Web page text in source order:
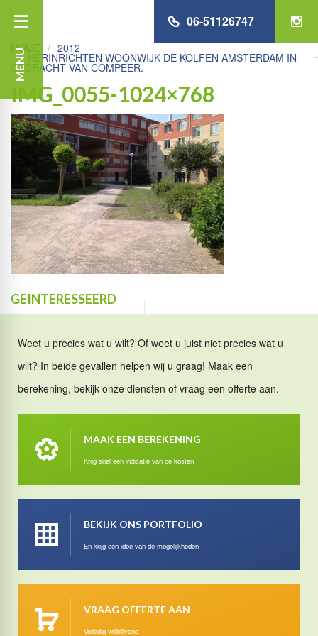
MENU
06-51126747
HOME 2012
HERINRICHTEN WOONWIJK DE KOLFEN AMSTERDAM IN
OPDRACHT VAN COMPEER.
IMG_0055-1024×768
GEINTERESSEERD
Weet u precies wat u wilt? Of weet u juist niet precies wat u
wilt? In beide gevallen helpen wij u graag! Maak een
berekening, bekijk onze diensten of vraag een offerte aan.
MAAK EEN BEREKENING
Krijg snel een indicatie van de kosten
BEKIJK ONS PORTFOLIO
En krijg een idee van de mogelijkheden
VRAAG OFFERTE AAN
Volledig vrijblijvend